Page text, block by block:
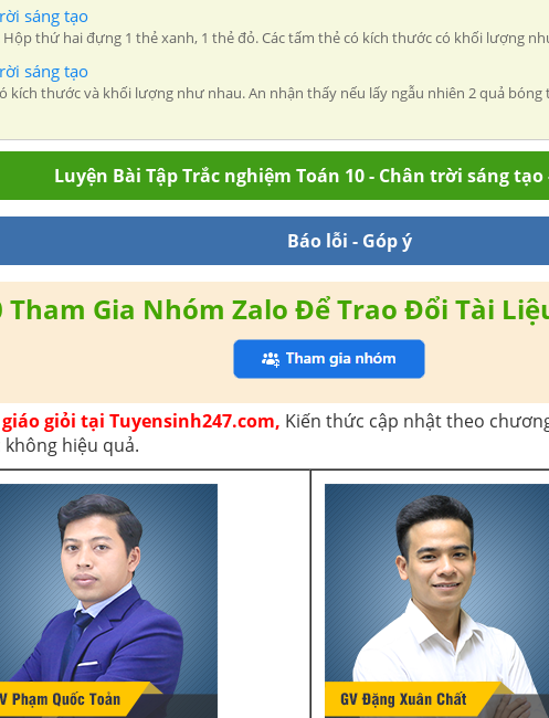
sáng tạo
thứ hai đựng 1 thẻ xanh, 1 thẻ đỏ. Các tấm thẻ có kích thước có khối lượng
sáng tạo
thước và khối lượng như nhau. An nhận thấy nếu lấy ngẫu nhiên 2 quả
Luyện Bài Tập Trắc nghiệm Toán 10 - Chân trời sáng tạo
Báo lỗi - Góp ý
Tham Gia Nhóm Zalo Để Trao Đổi Tài
giỏi tại Tuyensinh247.com, Kiến thức cập nhật theo
hiệu quả.